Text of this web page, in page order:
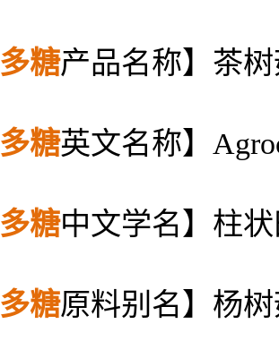
糖产品名称】茶
糖英文名称】
糖中文学名】柱
糖原料别名】杨